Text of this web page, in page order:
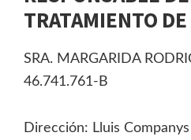
TRATAMIENTO
SRA. MARGARIDA
46.741.761-B
Dirección: Lluis